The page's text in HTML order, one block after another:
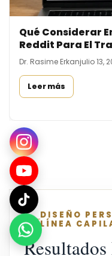
Qué Considerar
Reddit Para El
Dr. Rasime Erkanjulio 13,
Leer más
DISEÑO
LÍNEA